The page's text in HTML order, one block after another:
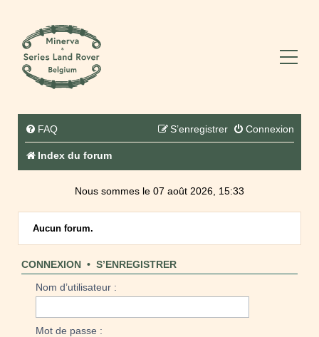
FAQ Connexion
S’enregistrer
Index du forum
Nous sommes le 07 août 2026, 15:33
Aucun forum.
CONNEXION • S’ENREGISTRER
Nom d’utilisateur :
Mot de passe :